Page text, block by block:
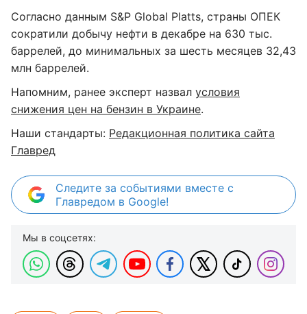
Согласно данным S&P Global Platts, страны ОПЕК
сократили добычу нефти в декабре на 630 тыс.
баррелей, до минимальных за шесть месяцев 32,43
млн баррелей.
Напомним, ранее эксперт назвал условия
снижения цен на бензин в Украине.
Наши стандарты: Редакционная политика сайта
Главред
Следите за событиями вместе с
Главредом в Google!
Мы в соцсетях: